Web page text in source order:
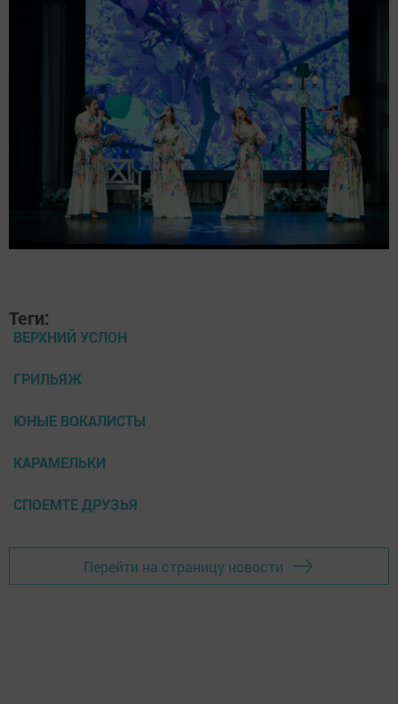
Теги:
ВЕРХНИЙ УСЛОН
ГРИЛЬЯЖ
ЮНЫЕ ВОКАЛИСТЫ
КАРАМЕЛЬКИ
СПОЕМТЕ ДРУЗЬЯ
Перейти на страницу новости